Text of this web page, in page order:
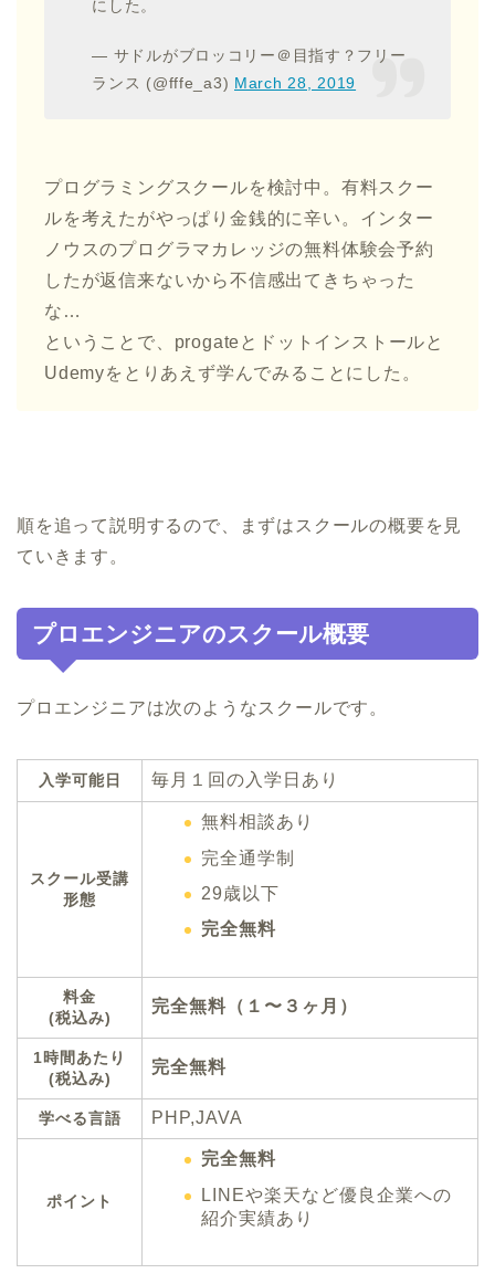
にした。
— サドルがブロッコリー＠目指す？フリー
ランス (@fffe_a3) March 28, 2019
プログラミングスクールを検討中。有料スクー
ルを考えたがやっぱり金銭的に辛い。インター
ノウスのプログラマカレッジの無料体験会予約
したが返信来ないから不信感出てきちゃった
な…
ということで、progateとドットインストールと
Udemyをとりあえず学んでみることにした。
順を追って説明するので、まずはスクールの概要を見
ていきます。
プロエンジニアのスクール概要
プロエンジニアは次のようなスクールです。
入学可能日 毎月１回の入学日あり
スクール受講
形態
無料相談あり
完全通学制
29歳以下
完全無料
料金
(税込み)
完全無料（１〜３ヶ月）
1時間あたり
(税込み)
完全無料
学べる言語 PHP,JAVA
ポイント
完全無料
LINEや楽天など優良企業への
紹介実績あり